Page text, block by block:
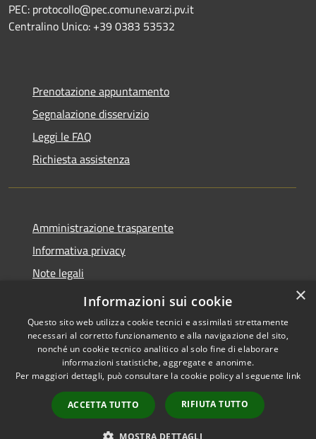
PEC: protocollo@pec.comune.varzi.pv.it
Centralino Unico: +39 0383 53532
Prenotazione appuntamento
Segnalazione disservizio
Leggi le FAQ
Richiesta assistenza
Amministrazione trasparente
Informativa privacy
Note legali
Dichiarazione di accessibilità
Accessibilità
Copyright © 2026 • Comune di
Varzi • Powered by
Municipium•
Accesso
redazione
×
Informazioni sui cookie
Questo sito web utilizza cookie tecnici e assimilati strettamente
necessari al corretto funzionamento e alla navigazione del sito,
nonché un cookie tecnico analitico al solo fine di elaborare
informazioni statistiche, aggregate e anonime.
Per maggiori dettagli, può consultare la cookie policy al seguente link
ACCETTA TUTTO RIFIUTA TUTTO
MOSTRA DETTAGLI